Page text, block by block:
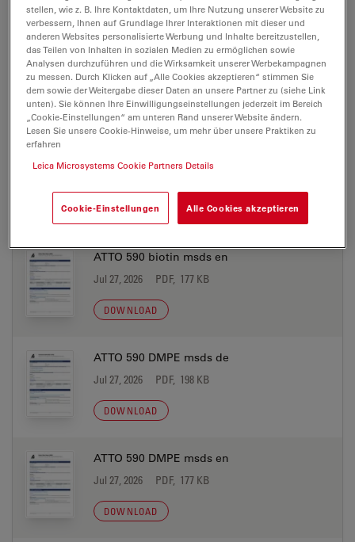
DOWNLOAD
ATTO 590 azide msds en
Jul 27, 2026 PDF, 177 KB
DOWNLOAD
DOWNLOAD
ATTO 590 biotin msds en
Jul 27, 2026 PDF, 177 KB
DOWNLOAD
ATTO 590 DMPE msds de
Jul 27, 2026 PDF, 198 KB
DOWNLOAD
ATTO 590 DMPE msds en
Jul 27, 2026 PDF, 177 KB
DOWNLOAD
stellen, wie z. B. Ihre Kontaktdaten, um Ihre Nutzung unserer Website zu
verbessern, Ihnen auf Grundlage Ihrer Interaktionen mit dieser und
anderen Websites personalisierte Werbung und Inhalte bereitzustellen,
das Teilen von Inhalten in sozialen Medien zu ermöglichen sowie
Analysen durchzuführen und die Wirksamkeit unserer Werbekampagnen
zu messen. Durch Klicken auf „Alle Cookies akzeptieren“ stimmen Sie
dem sowie der Weitergabe dieser Daten an unsere Partner zu (siehe Link
unten). Sie können Ihre Einwilligungseinstellungen jederzeit im Bereich
„Cookie-Einstellungen“ am unteren Rand unserer Website ändern.
Lesen Sie unsere Cookie-Hinweise, um mehr über unsere Praktiken zu
erfahren
Leica Microsystems Cookie Partners Details
Cookie-Einstellungen Alle Cookies akzeptieren